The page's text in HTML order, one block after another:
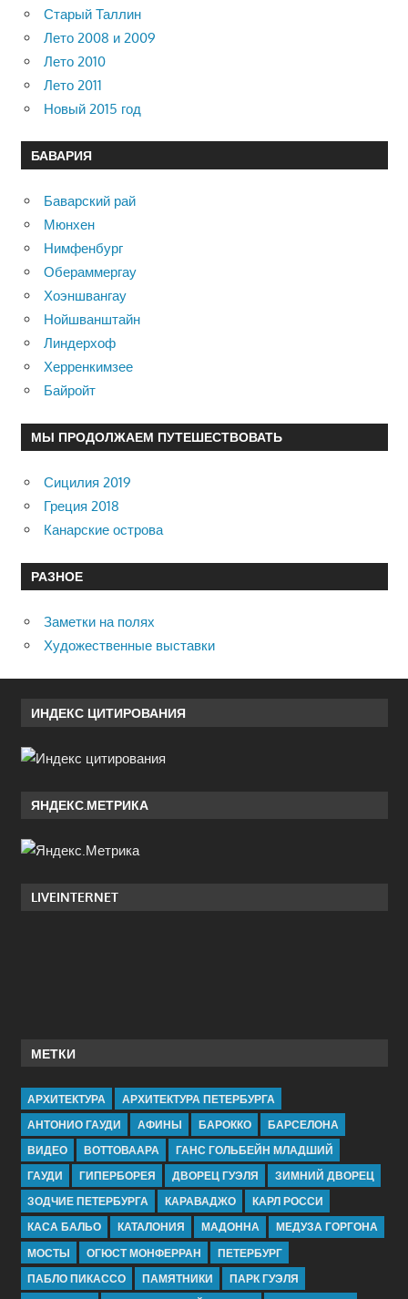
Старый Таллин
Лето 2008 и 2009
Лето 2010
Лето 2011
Новый 2015 год
БАВАРИЯ
Баварский рай
Мюнхен
Нимфенбург
Обераммергау
Хоэншвангау
Нойшванштайн
Линдерхоф
Херренкимзее
Байройт
МЫ ПРОДОЛЖАЕМ ПУТЕШЕСТВОВАТЬ
Сицилия 2019
Греция 2018
Канарские острова
РАЗНОЕ
Заметки на полях
Художественные выставки
ИНДЕКС ЦИТИРОВАНИЯ
ЯНДЕКС.МЕТРИКА
LIVEINTERNET
МЕТКИ
АРХИТЕКТУРА
АРХИТЕКТУРА ПЕТЕРБУРГА
АНТОНИО ГАУДИ
АФИНЫ БАРОККО
БАРСЕЛОНА
ВИДЕО
ВОТТОВААРА
ГАНС ГОЛЬБЕЙН МЛАДШИЙ
ГАУДИ
ГИПЕРБОРЕЯ ДВОРЕЦ ГУЭЛЯ
ЗИМНИЙ ДВОРЕЦ
ЗОДЧИЕ ПЕТЕРБУРГА
КАРАВАДЖО
КАРЛ РОССИ
КАСА БАЛЬО
КАТАЛОНИЯ МАДОННА
МЕДУЗА ГОРГОНА
МОСТЫ
ОГЮСТ МОНФЕРРАН
ПЕТЕРБУРГ
ПАБЛО ПИКАССО
ПАМЯТНИКИ
ПАРК ГУЭЛЯ